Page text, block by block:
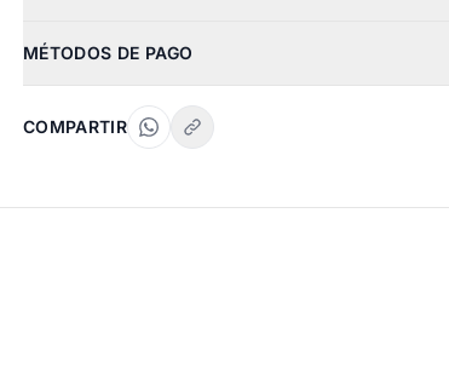
MÉTODOS DE PAGO
COMPARTIR